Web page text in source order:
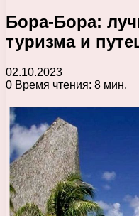
Бора-Бора:
туризма и
02.10.2023
0 Время чтения: 8 мин.